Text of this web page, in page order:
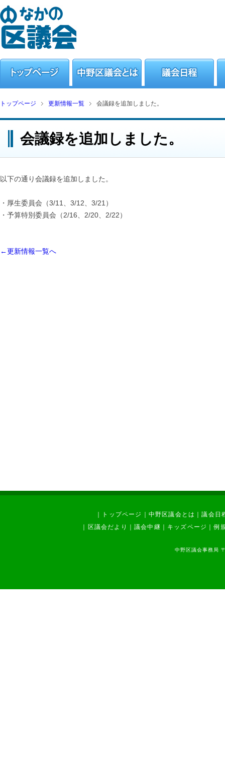
トップページ 更新情報一覧 会議録を追加しました。
会議録を追加しました。
以下の通り会議録を追加しました。
・厚生委員会（3/11、3/12、3/21）
・予算特別委員会（2/16、2/20、2/22）
←更新情報一覧へ
トップページ 中野区議会とは ｜議会日
区議会だより ｜議会中継 キッズページ ｜例
中野区議会事務局